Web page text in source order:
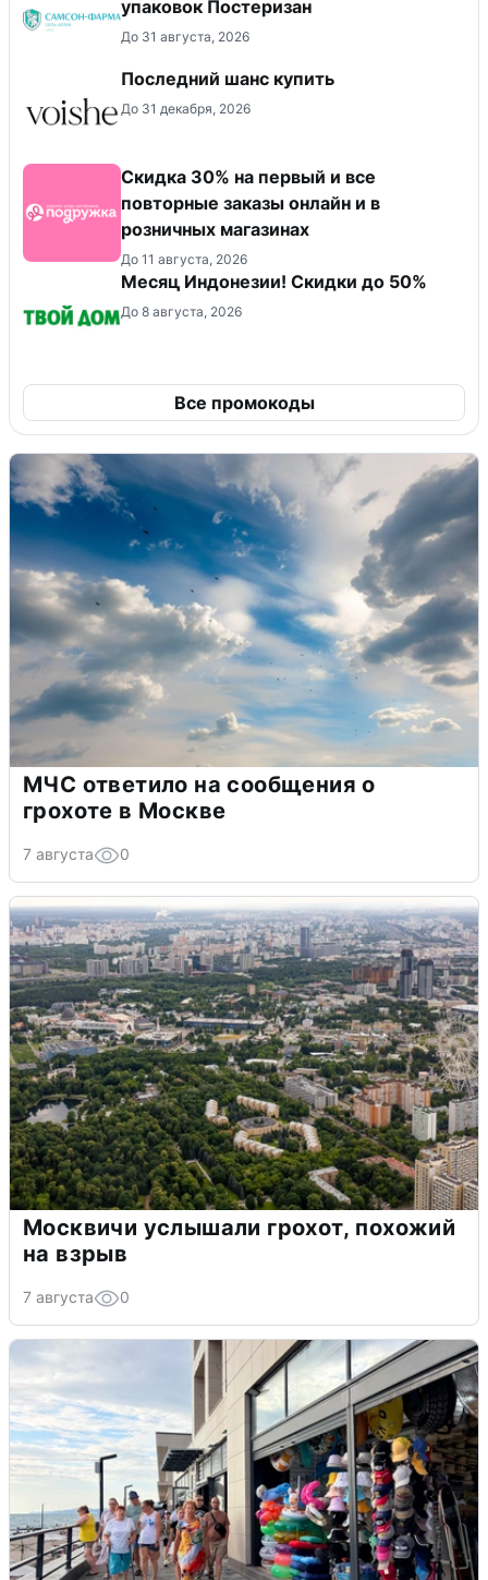
упаковок Постеризан
До 31 августа, 2026
Последний шанс купить
До 31 декабря, 2026
Скидка 30% на первый и все
повторные заказы онлайн и в
розничных магазинах
До 11 августа, 2026
Месяц Индонезии! Скидки до 50%
До 8 августа, 2026
Все промокоды
МЧС ответило на сообщения о
грохоте в Москве
7 августа 0
Москвичи услышали грохот, похожий
на взрыв
7 августа 0